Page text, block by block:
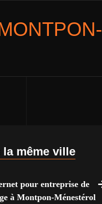
la même ville
pour entreprise de
à Montpon-Ménestérol